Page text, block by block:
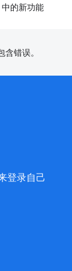
的新功能
错误。
登录自己